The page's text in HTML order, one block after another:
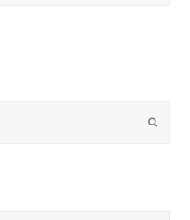
Submit